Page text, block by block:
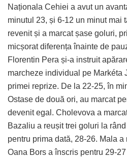
Naționala Cehiei a avut un
minutul 23, și 6-12 un minut mai
revenit și a marcat șase goluri,
micșorat diferența înainte de
Florentin Pera și-a instruit
marcheze individual pe Markéta
primei reprize. De la 22-25, în
Ostase de două ori, au marcat
devenit egal. Cholevova a
Bazaliu a reușit trei goluri la
pentru prima dată, 28-26. Mala
Oana Bors a înscris pentru 29-